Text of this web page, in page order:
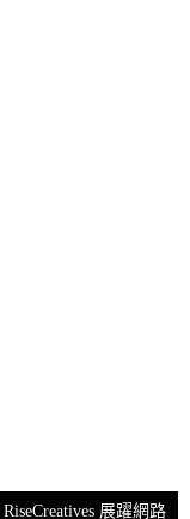
RiseCreatives 展躍網路